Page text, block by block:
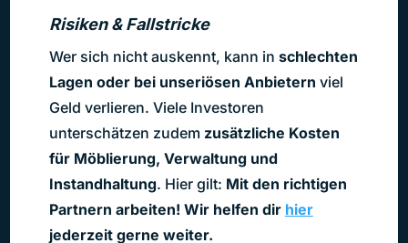
Risiken & Fallstricke
Wer sich nicht auskennt, kann in schlechten
Lagen oder bei unseriösen Anbietern viel
Geld verlieren. Viele Investoren
unterschätzen zudem zusätzliche Kosten
für Möblierung, Verwaltung und
Instandhaltung. Hier gilt: Mit den richtigen
Partnern arbeiten! Wir helfen dir hier
jederzeit gerne weiter.